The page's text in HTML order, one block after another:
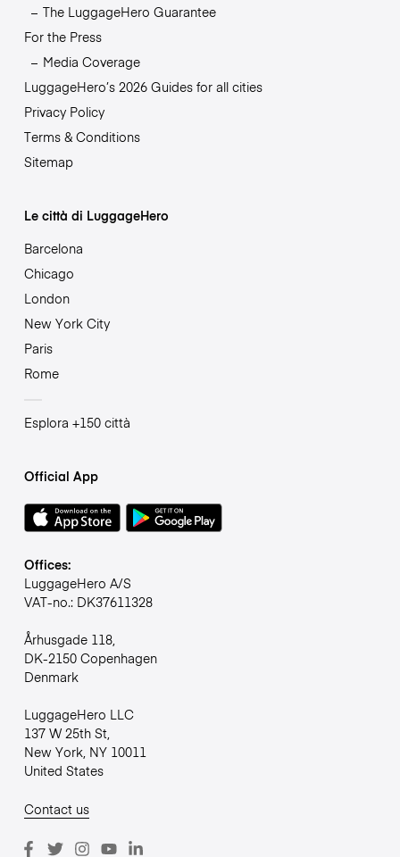
The LuggageHero Guarantee
For the Press
Media Coverage
LuggageHero’s 2026 Guides for all cities
Privacy Policy
Terms & Conditions
Sitemap
Le città di LuggageHero
Barcelona
Chicago
London
New York City
Paris
Rome
Esplora +150 città
Official App
Offices:
LuggageHero A/S
VAT-no.: DK37611328
Århusgade 118,
DK-2150 Copenhagen
Denmark
LuggageHero LLC
137 W 25th St,
New York, NY 10011
United States
Contact us